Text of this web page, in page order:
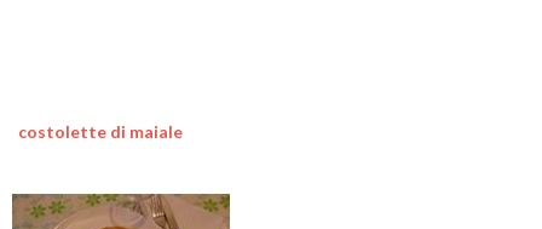
costolette di maiale